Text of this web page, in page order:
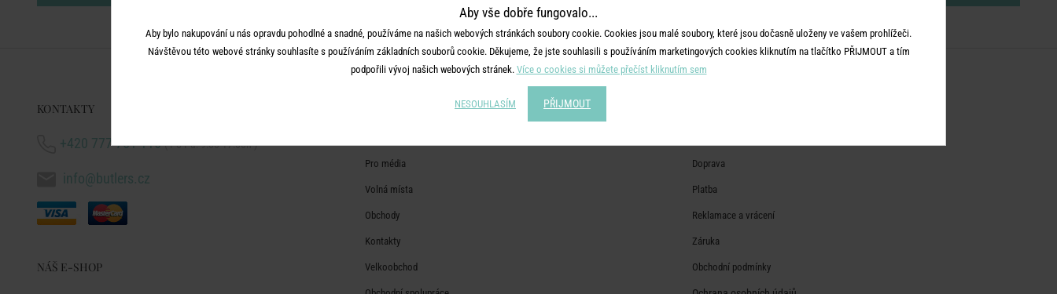
KONTAKTY
+420 777 751 116( Po-Pá: 9:00-17:00h )
info@butlers.cz
NÁŠ E-SHOP
VÍCE O BUTLERS
Pro média
Volná místa
Obchody
Kontakty
Velkoobchod
Doprava
Platba
Reklamace a vrácení
Záruka
Obchodní podmínky
Aby vše dobře fungovalo...
Aby bylo nakupování u nás opravdu pohodlné a snadné, používáme na našich webových stránkách soubory cookie. Cookies jsou malé soubory, které jsou dočasně uloženy ve vašem prohlížeči.
Návštěvou této webové stránky souhlasíte s používáním základních souborů cookie. Děkujeme, že jste souhlasili s používáním marketingových cookies kliknutím na tlačítko PŘIJMOUT a tím
podpořili vývoj našich webových stránek. Více o cookies si můžete přečíst kliknutím sem
NESOUHLASÍM PŘIJMOUT